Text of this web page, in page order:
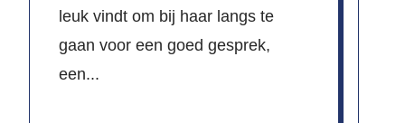
leuk vindt om bij haar langs te
gaan voor een goed gesprek,
een...